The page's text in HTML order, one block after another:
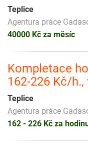
Teplice
Agentura práce
40000 Kč za měsíc
Kompletace
162-226 Kč/h.,
Teplice
Agentura práce
162 - 226 Kč za